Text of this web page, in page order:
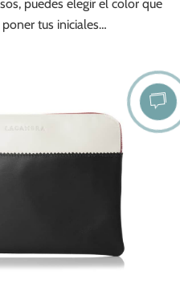
puedes elegir el color que
tus iniciales…